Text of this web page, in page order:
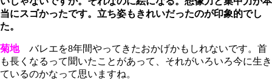
当にスゴかったです。立ち姿もきれいだったのが印象的でし
た。
菊地バレエを8年間やってきたおかげかもしれないです。首
も長くなるって聞いたことがあって、それがいろいろ今に生き
ているのかなって思いますね。